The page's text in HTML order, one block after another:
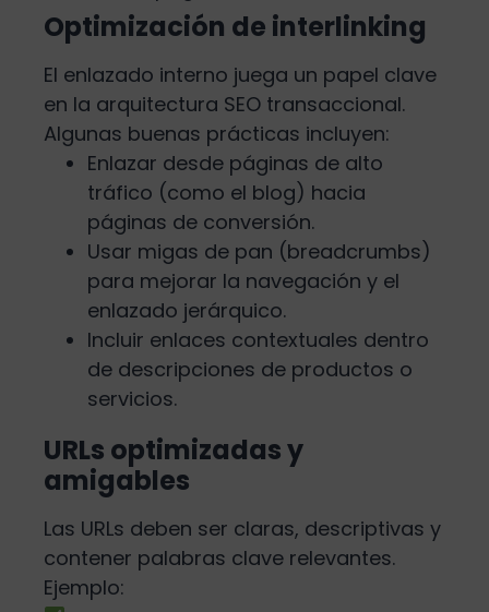
Optimización de interlinking
El enlazado interno juega un papel clave
en la arquitectura SEO transaccional.
Algunas buenas prácticas incluyen:
Enlazar desde páginas de alto
tráfico (como el blog) hacia
páginas de conversión.
Usar migas de pan (breadcrumbs)
para mejorar la navegación y el
enlazado jerárquico.
Incluir enlaces contextuales dentro
de descripciones de productos o
servicios.
URLs optimizadas y
amigables
Las URLs deben ser claras, descriptivas y
contener palabras clave relevantes.
Ejemplo: